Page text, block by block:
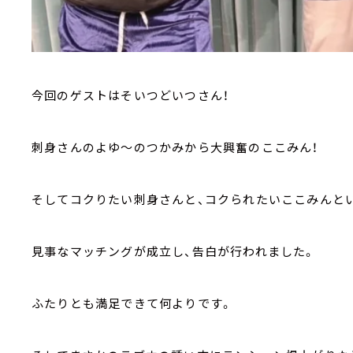
今回のゲストはそいつどいつさん！
刺身さんのよゆ～のつかみから大興奮のここみん！
そしてコクりたい刺身さんと、コクられたいここみんと
見事なマッチングが成立し、告白が行われました。
ふたりとも満足できて何よりです。